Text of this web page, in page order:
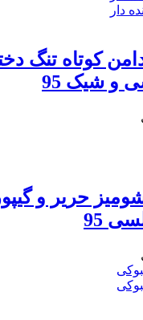
کوتاه تنگ
و شیک 95
حریر و
95